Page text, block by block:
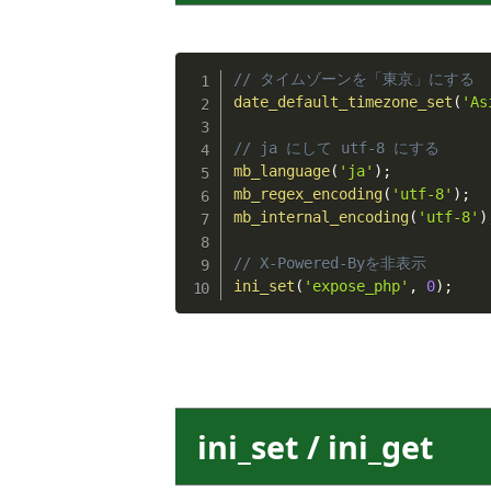
// タイムゾーンを「東京」にする
date_default_timezone_set (
// ja にして utf-8 にする
mb_language( 'ja' ) ;
mb_regex_encoding( 'utf-8' ) ;
mb_internal_encoding( 'utf-8' )
// X-Powered-Byを非表示
ini_set ( 'expose_php' , 0) ;
ini_set / ini_get